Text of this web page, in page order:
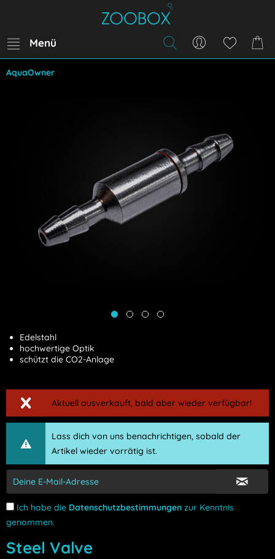
Menü
AquaOwner
Edelstahl
hochwertige Optik
schützt die CO2-Anlage
Aktuell ausverkauft, bald aber wieder verfügbar!
Lass dich von uns benachrichtigen, sobald der
Artikel wieder vorrätig ist.
Ich habe die Datenschutzbestimmungen zur Kenntnis
genommen.
Steel Valve